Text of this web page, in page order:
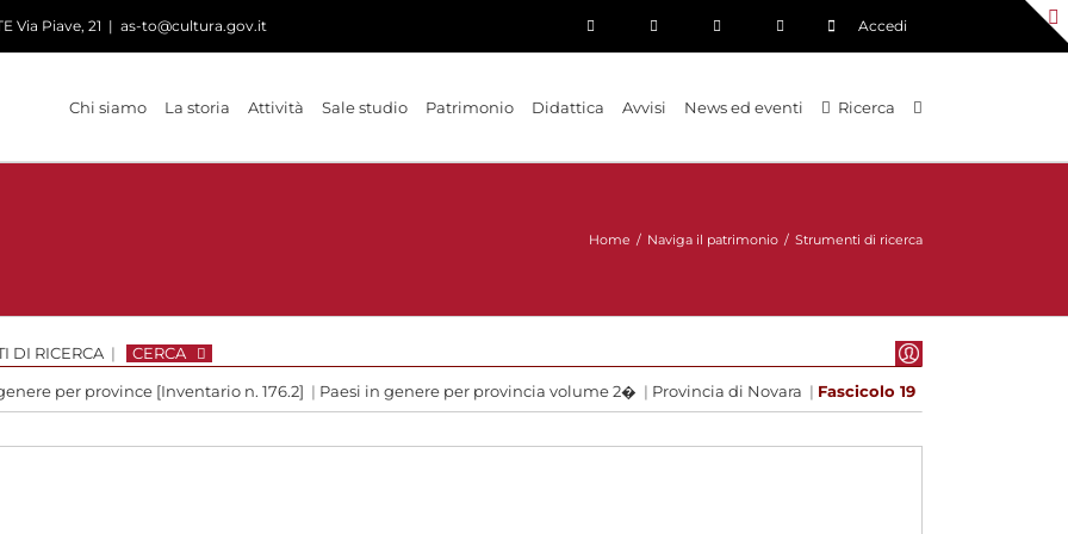
Via Piave, 21 | as-to@cultura.gov.it Accedi
Chi siamo La storia Attività Sale studio Patrimonio Didattica Avvisi News ed eventi Ricerca
Home / Naviga il patrimonio / Strumenti di ricerca
DI RICERCA | CERCA
per province [Inventario n. 176.2] | Paesi in genere per provincia volume 2� | Provincia di Novara | Fascicolo 19